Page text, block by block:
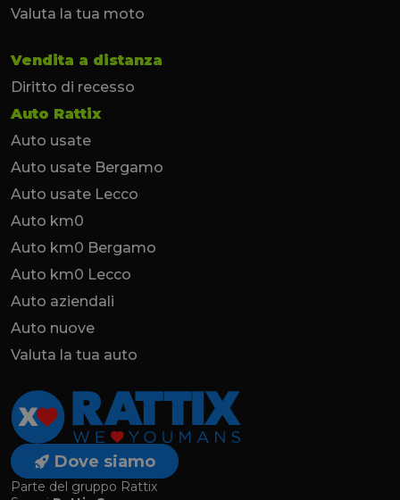
Valuta la tua moto
Vendita a distanza
Diritto di recesso
Auto Rattix
Auto usate
Auto usate Bergamo
Auto usate Lecco
Auto km0
Auto km0 Bergamo
Auto km0 Lecco
Auto aziendali
Auto nuove
Valuta la tua auto
Dove siamo
Parte del gruppo Rattix